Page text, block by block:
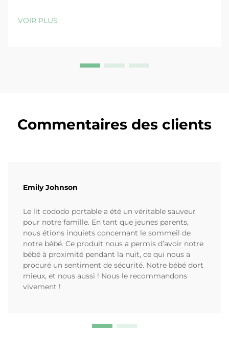
VOIR PLUS
Commentaires des clients
Emily Johnson
Le lit cododo portable a été un véritable sauveur
pour notre famille. En tant que jeunes parents,
nous étions inquiets concernant le sommeil de
notre bébé. Ce produit nous a permis d’avoir notre
bébé à proximité pendant la nuit, ce qui nous a
procuré un sentiment de sécurité. Notre bébé dort
mieux, et nous aussi ! Nous le recommandons
vivement !